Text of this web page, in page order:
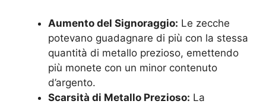
Aumento del Signoraggio: Le zecche
potevano guadagnare di più con la stessa
quantità di metallo prezioso, emettendo
più monete con un minor contenuto
d’argento.
Scarsità di Metallo Prezioso: La